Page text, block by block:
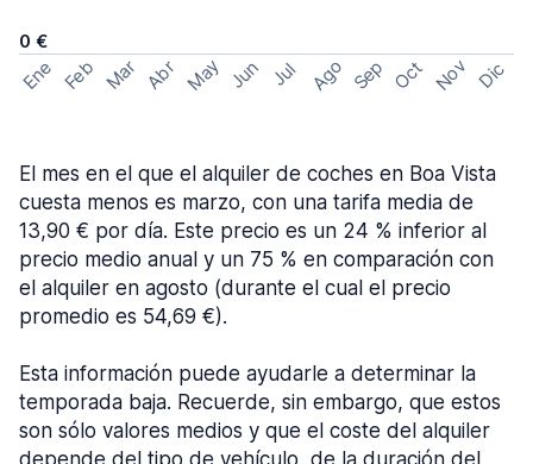
0 €
Ene Feb Mar Abr May Jun Jul Ago Sep Oct Nov Dic
El mes en el que el alquiler de coches en Boa Vista
cuesta menos es marzo, con una tarifa media de
13,90 € por día. Este precio es un 24 % inferior al
precio medio anual y un 75 % en comparación con
el alquiler en agosto (durante el cual el precio
promedio es 54,69 €).
Esta información puede ayudarle a determinar la
temporada baja. Recuerde, sin embargo, que estos
son sólo valores medios y que el coste del alquiler
depende del tipo de vehículo, de la duración del